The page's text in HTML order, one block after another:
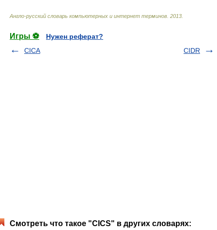
Англо-русский словарь компьютерных и интернет терминов 2013
Игры ⚽
Нужен реферат?
CICA
CIDR
Смотреть что такое "CICS" в других словарях: